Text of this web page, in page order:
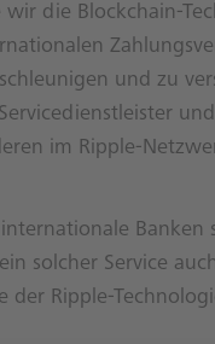
die Blockchain-
und zu
im Ripple-
Banken
solcher Service
der Ripple-